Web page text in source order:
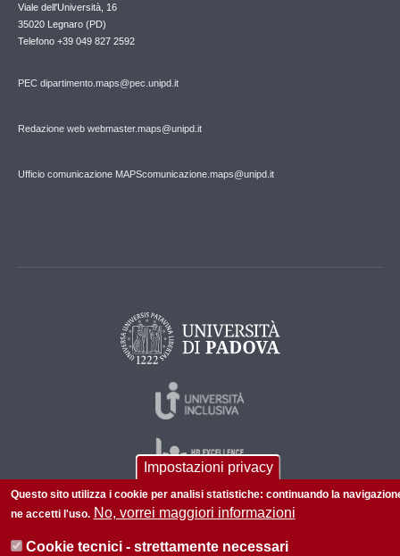
Viale dell'Università, 16
35020 Legnaro (PD)
Telefono +39 049 827 2592
PEC dipartimento.maps@pec.unipd.it
Redazione web webmaster.maps@unipd.it
Ufficio comunicazione MAPScomunicazione.maps@unipd.it
Impostazioni privacy
Questo sito utilizza i cookie per analisi statistiche: continuando la
ne accetti l'uso. No, vorrei maggiori informazioni
Cookie tecnici - strettamente necessari